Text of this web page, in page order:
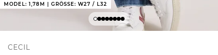
MODEL: 1,78M | GRÖSSE: W27 / L32
CECIL